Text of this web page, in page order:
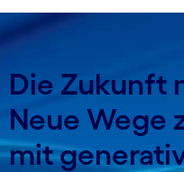
Die Zukunft
Neue Wege
mit